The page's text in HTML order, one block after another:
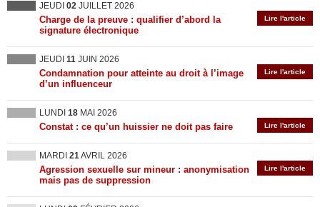
JEUDI 02 JUILLET 2026
Lire l'article
Charge de la preuve : qualifier d’abord la
signature électronique
JEUDI 11 JUIN 2026
Lire l'article
Condamnation pour atteinte au droit à l’image
d’un influenceur
LUNDI 18 MAI 2026
Lire l'article
Constat : ce qu’un huissier ne doit pas faire
MARDI 21AVRIL 2026
Lire l'article
Agression sexuelle sur mineur : anonymisation
mais pas de suppression